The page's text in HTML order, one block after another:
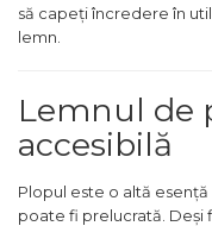
Truse Scule
Adaptoare Pentru
Ciocane
să capeți încredere în
lemn.
Lemnul de
accesibilă
Plopul este o altă
poate fi prelucrată. Deși